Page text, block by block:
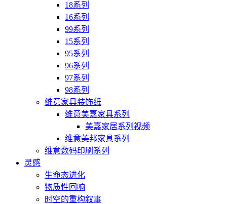
18系列
16系列
99系列
15系列
95系列
96系列
97系列
98系列
维意家具装饰纸
维意美嘉家具系列
美嘉家居系列视频
维意美邦家具系列
维意数码印刷系列
灵感
生命态进化
物质性回响
时空的重构叙事